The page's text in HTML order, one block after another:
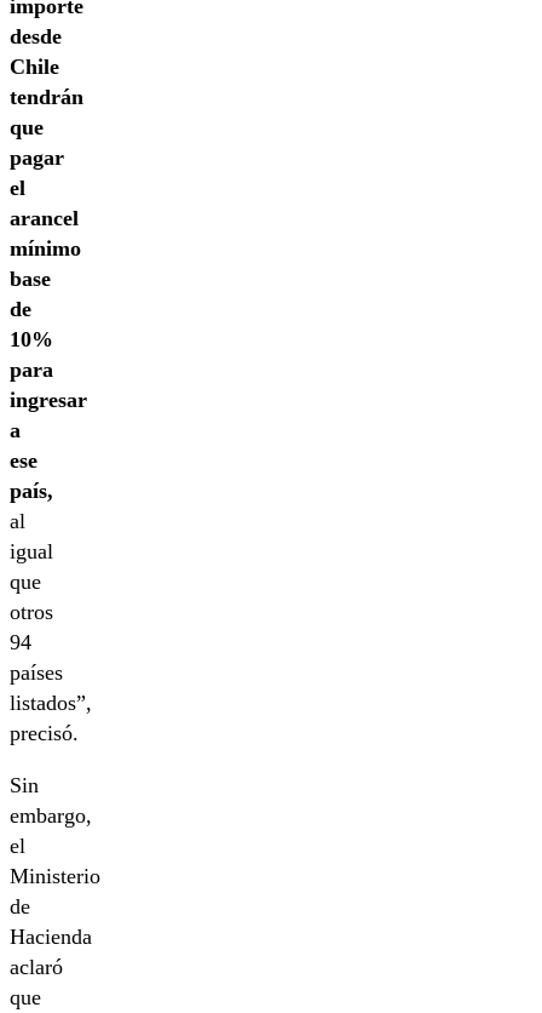
importe
desde
Chile
tendrán
que
pagar
el
arancel
mínimo
base
de
10%
para
ingresar
a
ese
país,
al
igual
que
otros
94
países
listados”,
precisó.
Sin
embargo,
el
Ministerio
de
Hacienda
aclaró
que